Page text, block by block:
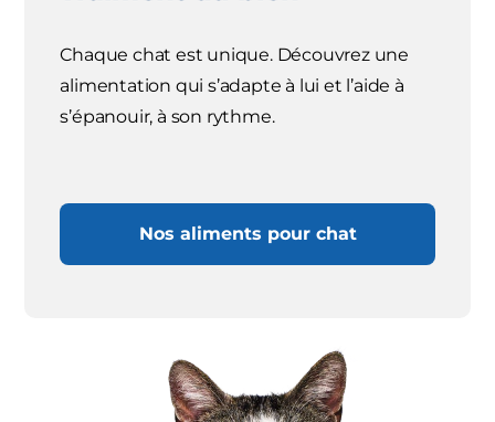
Chaque chat est unique. Découvrez une
alimentation qui s’adapte à lui et l’aide à
s’épanouir, à son rythme.
Nos aliments pour chat